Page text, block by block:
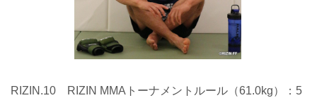
RIZIN.10 RIZIN MMAトーナメントルール（61.0kg）：5